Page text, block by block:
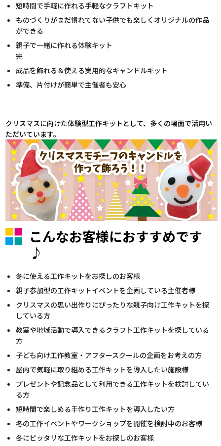
短時間で手軽に作れる手軽なクラフトキット
ものづくりがまだ慣れてない子供でも楽しくオリジナルの作品
ができる
親子で一緒に作れる体験キット
完
成品を飾れる＆使える実用的なキャンドルキット
準備、片付けが簡単で主催者も安心
クリスマスに向けた体験型工作キットとして、多くの場面で活用い
ただいています。
こんなお客様におすすめです
♪
冬に使える工作キットをお探しのお客様
親子参加型の工作キットイベントを企画している主催者様
クリスマスの思い出作りにぴったりな親子向け工作キットを探
している方
教室や地域活動で導入できるクラフト工作キットを探している
方
子ども向け工作教室・アフタースクールの企画をお考えの方
屋内で気軽に取り組める工作キットを導入したい施設様
プレゼントや記念品として利用できる工作キットを検討してい
る方
短時間で楽しめる手作り工作キットを導入したい方
冬の工作イベントやワークショップを開催を検討中のお客様
冬にピッタリな工作キットをお探しのお客様